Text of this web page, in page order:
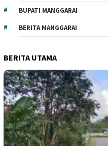
BUPATI MANGGARAI
BERITA MANGGARAI
BERITA UTAMA